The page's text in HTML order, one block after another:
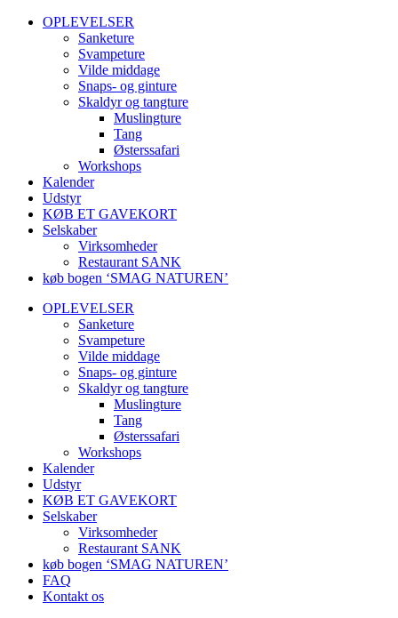
OPLEVELSER
Sanketure
Svampeture
Vilde middage
Snaps- og ginture
Skaldyr og tangture
Muslingture
Tang
Østerssafari
Workshops
Kalender
Udstyr
KØB ET GAVEKORT
Selskaber
Virksomheder
Restaurant SANK
køb bogen ‘SMAG NATUREN’
OPLEVELSER
Sanketure
Svampeture
Vilde middage
Snaps- og ginture
Skaldyr og tangture
Muslingture
Tang
Østerssafari
Workshops
Kalender
Udstyr
KØB ET GAVEKORT
Selskaber
Virksomheder
Restaurant SANK
køb bogen ‘SMAG NATUREN’
FAQ
Kontakt os